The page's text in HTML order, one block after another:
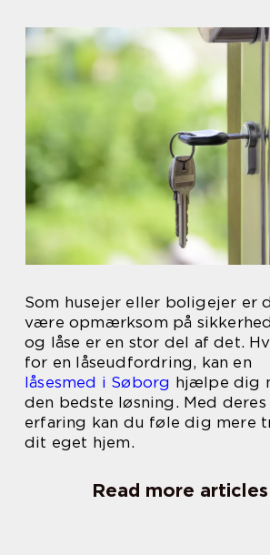
Som husejer eller boligejer er
være opmærksom på
og låse er en stor del af det.
for en låseudfordring, kan en
låsesmed i Søborg hjælpe dig
den bedste løsning. Med
erfaring kan du føle dig mere
dit eget hjem.
Read more